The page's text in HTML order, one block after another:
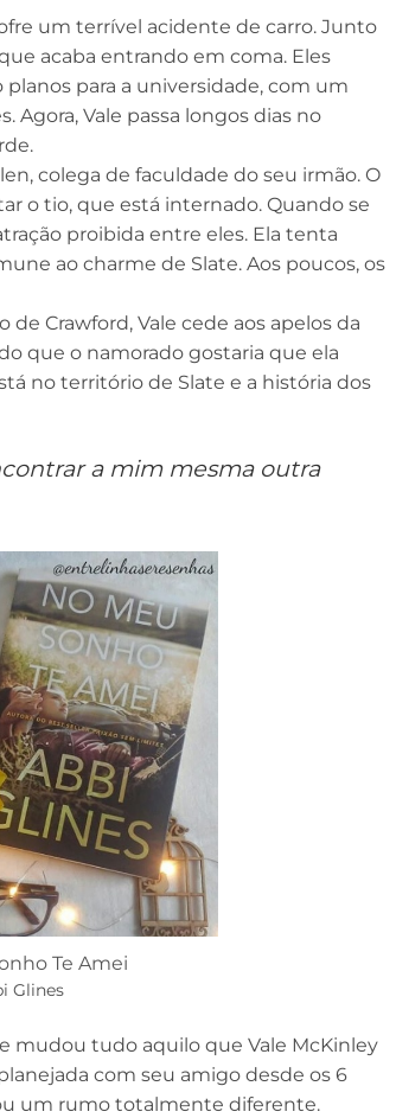
um terrível acidente de carro. Junto
acaba entrando em coma. Eles
para a universidade, com um
Vale passa longos dias no
colega de faculdade do seu irmão. O
o tio, que está internado. Quando se
proibida entre eles. Ela tenta
ao charme de Slate. Aos poucos, os
Crawford, Vale cede aos apelos da
que o namorado gostaria que ela
no território de Slate e a história dos
a mim mesma outra
Te Amei
Glines
mudou tudo aquilo que Vale McKinley
com seu amigo desde os 6
um rumo totalmente diferente.